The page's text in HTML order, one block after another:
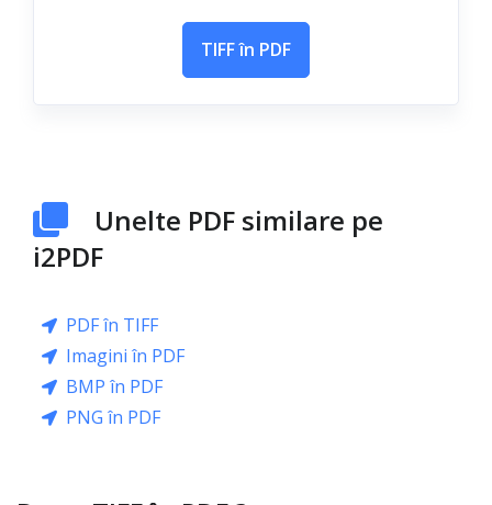
TIFF în PDF
Unelte PDF similare pe
i2PDF
PDF în TIFF
Imagini în PDF
BMP în PDF
PNG în PDF